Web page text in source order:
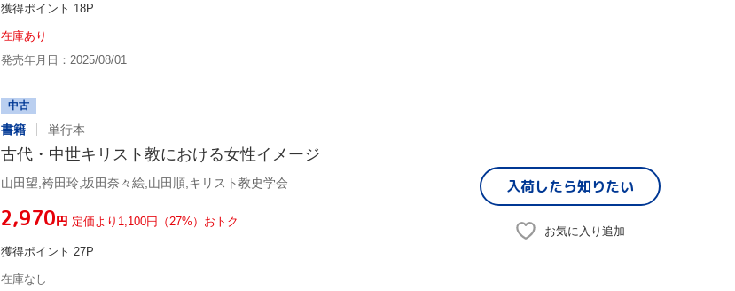
獲得ポイント 18P
在庫あり
発売年月日：2025/08/01
中古
書籍 単行本
古代・中世キリスト教における女性イメージ
山田望,袴田玲,坂田奈々絵,山田順,キリスト教史学会
¥2,970円 定価より1,100円（27%）おトク
獲得ポイント 27P
在庫なし
入荷したら知りたい
お気に入り追加